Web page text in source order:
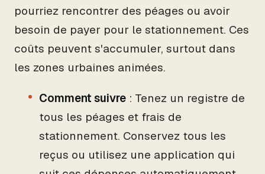
pourriez rencontrer des péages ou avoir
besoin de payer pour le stationnement. Ces
coûts peuvent s'accumuler, surtout dans
les zones urbaines animées.
Comment suivre : Tenez un registre de
tous les péages et frais de
stationnement. Conservez tous les
reçus ou utilisez une application qui